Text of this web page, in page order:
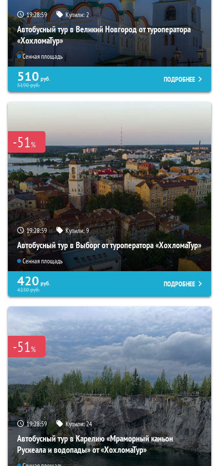
19:28:57 Купили:2
Автобусный тур в Великий Новгород от туроператора
«ХохломаТур»
Сенная площадь
510 руб.
5190руб.
ПОДРОБНЕЕ
-51%
19:28:57 Купили:9
Автобусный тур в Выборг от туроператора «ХохломаТур»
Сенная площадь
420 руб.
4230руб.
ПОДРОБНЕЕ
-51%
19:28:57 Купили:24
Автобусный тур в Карелию «Мраморный каньон
Рускеала и водопады» от «ХохломаТур»